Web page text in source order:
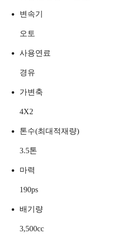
변속기
오토
사용연료
경유
가변축
4X2
톤수(최대적재량)
3.5톤
마력
190ps
배기량
3,500cc